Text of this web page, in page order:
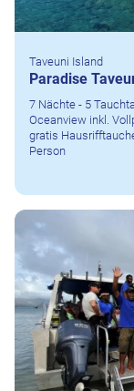
Taveuni Island
Paradise
7 Nächte - 5
Oceanview inkl.
gratis
Person